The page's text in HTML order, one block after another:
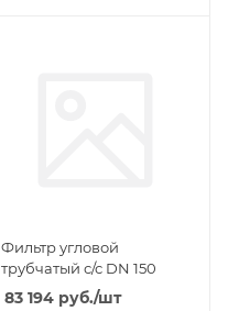
Фильтр угловой
трубчатый с/с DN 150
83 194 руб./шт